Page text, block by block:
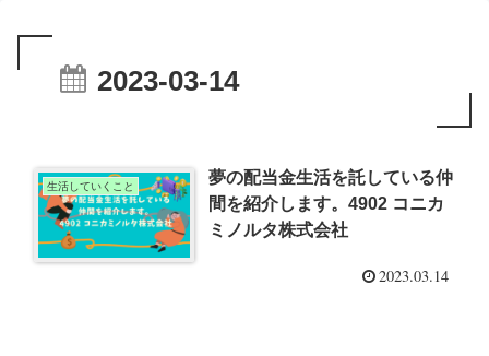
2023-03-14
生活していくこと
夢の配当金生活を託している仲
間を紹介します。4902 コニカ
ミノルタ株式会社
2023.03.14